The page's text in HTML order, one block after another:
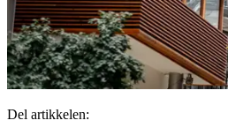
Del artikkelen: